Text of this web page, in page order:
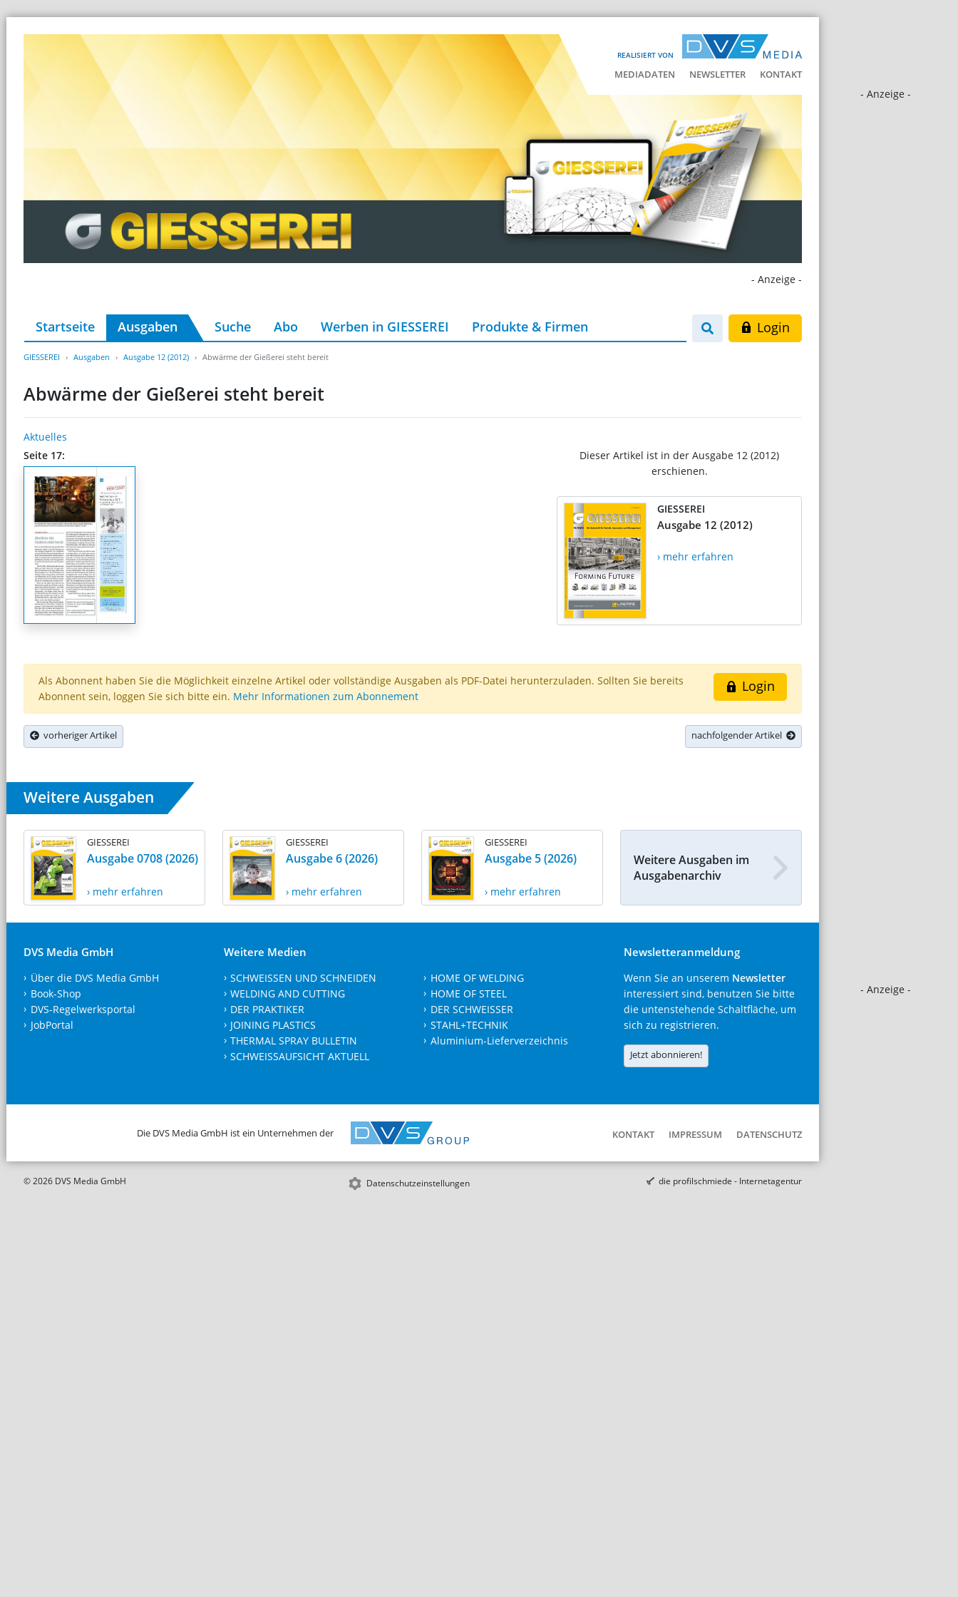
REALISIERT VON
MEDIADATEN NEWSLETTER KONTAKT
- Anzeige -
- Anzeige -
- Anzeige -
Startseite Ausgaben Suche Abo Werben in GIESSEREI Produkte & Firmen Login
GIESSEREI Ausgaben Ausgabe 12 (2012) Abwärme der Gießerei steht bereit
Abwärme der Gießerei steht bereit
Aktuelles
Seite 17:
Dieser Artikel ist in der Ausgabe 12 (2012)
erschienen.
GIESSEREI
Ausgabe 12 (2012)
› mehr erfahren
Login
Als Abonnent haben Sie die Möglichkeit einzelne Artikel oder vollständige Ausgaben als PDF-Datei herunterzuladen. Sollten Sie bereits
Abonnent sein, loggen Sie sich bitte ein. Mehr Informationen zum Abonnement
vorheriger Artikel nachfolgender Artikel
Weitere Ausgaben
GIESSEREI
Ausgabe 0708 (2026)
› mehr erfahren
GIESSEREI
Ausgabe 6 (2026)
› mehr erfahren
GIESSEREI
Ausgabe 5 (2026)
› mehr erfahren
Weitere Ausgaben im
Ausgabenarchiv
DVS Media GmbH
Über die DVS Media GmbH
Book-Shop
DVS-Regelwerksportal
JobPortal
Weitere Medien
SCHWEISSEN UND SCHNEIDEN
WELDING AND CUTTING
DER PRAKTIKER
JOINING PLASTICS
THERMAL SPRAY BULLETIN
SCHWEISSAUFSICHT AKTUELL
HOME OF WELDING
HOME OF STEEL
DER SCHWEISSER
STAHL+TECHNIK
Aluminium-Lieferverzeichnis
Newsletteranmeldung
Wenn Sie an unserem Newsletter
interessiert sind, benutzen Sie bitte
die untenstehende Schaltfläche, um
sich zu registrieren.
Jetzt abonnieren!
Die DVS Media GmbH ist ein Unternehmen der KONTAKT IMPRESSUM DATENSCHUTZ
© 2026 DVS Media GmbH Datenschutzeinstellungen die profilschmiede - Internetagentur